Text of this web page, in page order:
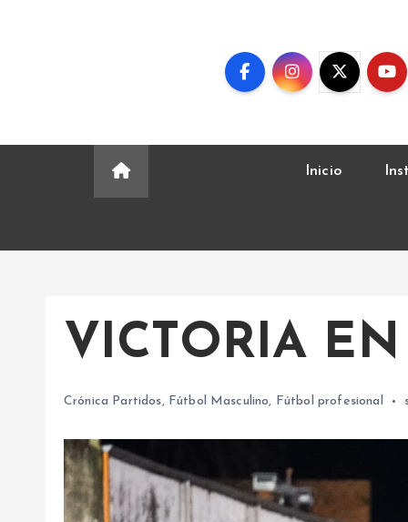
Inicio
VICTORIA
Crónica Partidos, Fútbol Masculino, Fútbol profesional